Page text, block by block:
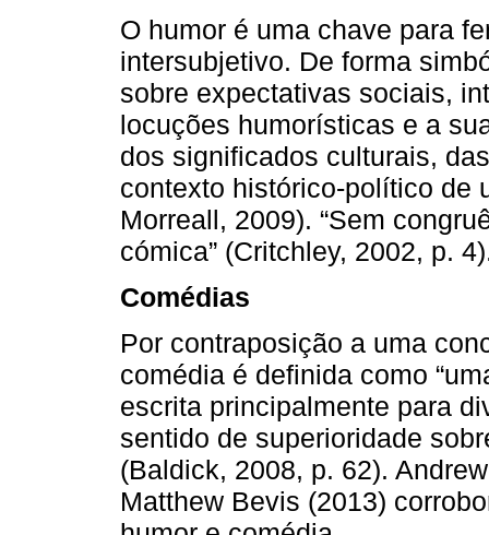
O humor é uma chave para
intersubjetivo. De forma
sobre expectativas sociais,
locuções humorísticas e a
dos significados culturais,
contexto histórico-político de
Morreall, 2009). “Sem
cómica” (Critchley, 2002, p.
Comédias
Por contraposição a uma
comédia é definida como
escrita principalmente para
sentido de superioridade
(Baldick, 2008, p. 62).
Matthew Bevis (2013)